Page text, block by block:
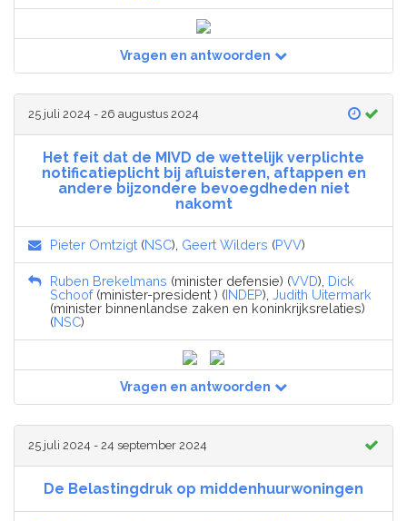
Vragen en antwoorden
25 juli 2024 - 26 augustus 2024
Het feit dat de MIVD de wettelijk verplichte
notificatieplicht bij afluisteren, aftappen en
andere bijzondere bevoegdheden niet
nakomt
Pieter Omtzigt (NSC), Geert Wilders (PVV)
Ruben Brekelmans (minister defensie) (VVD), Dick
Schoof(minister-president ) (INDEP), Judith Uitermark
(minister binnenlandse zaken en koninkrijksrelaties)
(NSC)
Vragen en antwoorden
25 juli 2024 - 24 september 2024
De Belastingdruk op middenhuurwoningen